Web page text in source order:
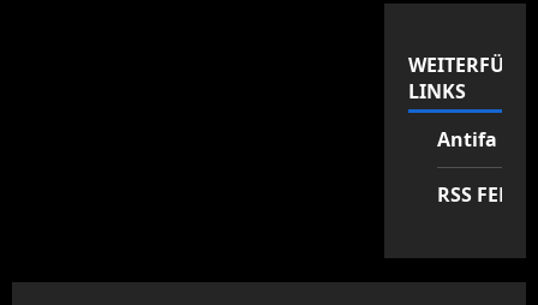
LINKS
Antifa
RSS FEED